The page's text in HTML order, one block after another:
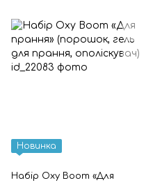
Новинка
Набір Oxy Boom «Для